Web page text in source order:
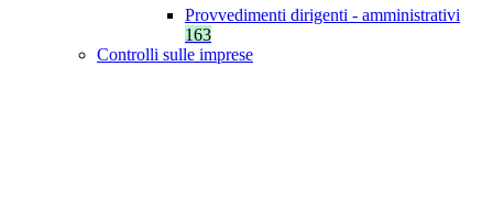
Provvedimenti dirigenti - amministrativi
163
Controlli sulle imprese